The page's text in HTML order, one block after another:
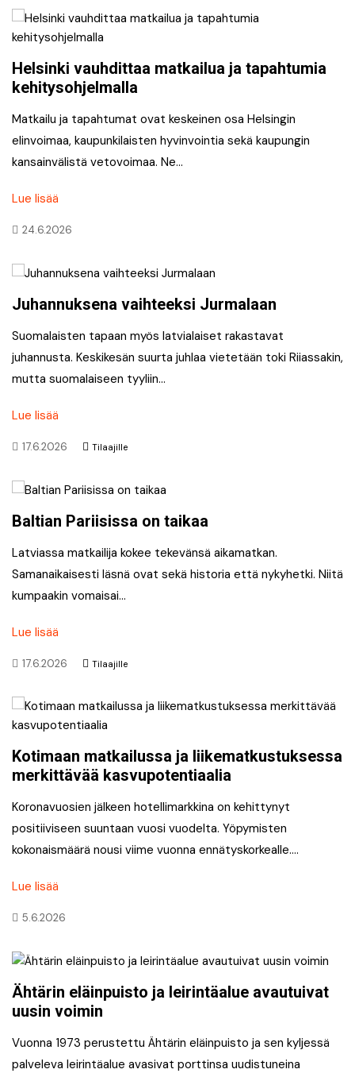
Helsinki vauhdittaa matkailua ja tapahtumia
kehitysohjelmalla
Matkailu ja tapahtumat ovat keskeinen osa Helsingin
elinvoimaa, kaupunkilaisten hyvinvointia sekä kaupungin
kansainvälistä vetovoimaa. Ne…
Lue lisää
24.6.2026
Juhannuksena vaihteeksi Jurmalaan
Suomalaisten tapaan myös latvialaiset rakastavat
juhannusta. Keskikesän suurta juhlaa vietetään toki Riiassakin,
mutta suomalaiseen tyyliin…
Lue lisää
17.6.2026 Tilaajille
Baltian Pariisissa on taikaa
Latviassa matkailija kokee tekevänsä aikamatkan.
Samanaikaisesti läsnä ovat sekä historia että nykyhetki. Niitä
kumpaakin vomaisai…
Lue lisää
17.6.2026 Tilaajille
Kotimaan matkailussa ja liikematkustuksessa
merkittävää kasvupotentiaalia
Koronavuosien jälkeen hotellimarkkina on kehittynyt
positiiviseen suuntaan vuosi vuodelta. Yöpymisten
kokonaismäärä nousi viime vuonna ennätyskorkealle….
Lue lisää
5.6.2026
Ähtärin eläinpuisto ja leirintäalue avautuivat
uusin voimin
Vuonna 1973 perustettu Ähtärin eläinpuisto ja sen kyljessä
palveleva leirintäalue avasivat porttinsa uudistuneina